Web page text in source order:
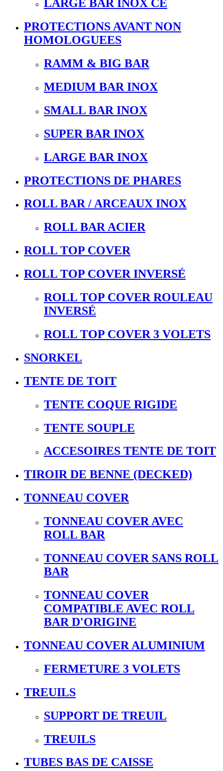
LARGE BAR INOX CE
PROTECTIONS AVANT NON
HOMOLOGUEES
RAMM & BIG BAR
MEDIUM BAR INOX
SMALL BAR INOX
SUPER BAR INOX
LARGE BAR INOX
PROTECTIONS DE PHARES
ROLL BAR / ARCEAUX INOX
ROLL BAR ACIER
ROLL TOP COVER
ROLL TOP COVER INVERSÉ
ROLL TOP COVER ROULEAU
INVERSÉ
ROLL TOP COVER 3 VOLETS
SNORKEL
TENTE DE TOIT
TENTE COQUE RIGIDE
TENTE SOUPLE
ACCESOIRES TENTE DE TOIT
TIROIR DE BENNE (DECKED)
TONNEAU COVER
TONNEAU COVER AVEC
ROLL BAR
TONNEAU COVER SANS ROLL
BAR
TONNEAU COVER
COMPATIBLE AVEC ROLL
BAR D'ORIGINE
TONNEAU COVER ALUMINIUM
FERMETURE 3 VOLETS
TREUILS
SUPPORT DE TREUIL
TREUILS
TUBES BAS DE CAISSE